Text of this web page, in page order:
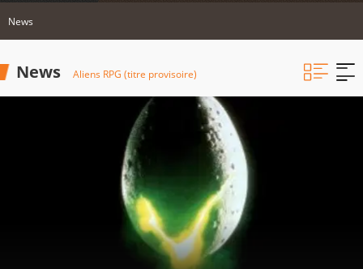
News
News Aliens RPG (titre provisoire)